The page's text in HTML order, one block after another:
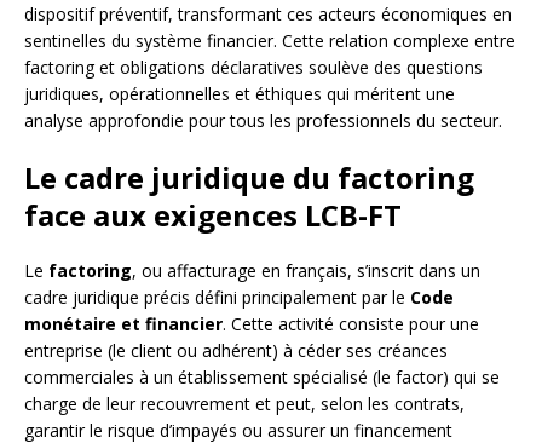
dispositif préventif, transformant ces acteurs économiques en
sentinelles du système financier. Cette relation complexe entre
factoring et obligations déclaratives soulève des questions
juridiques, opérationnelles et éthiques qui méritent une
analyse approfondie pour tous les professionnels du secteur.
Le cadre juridique du factoring
face aux exigences LCB-FT
Le factoring, ou affacturage en français, s’inscrit dans un
cadre juridique précis défini principalement par le Code
monétaire et financier. Cette activité consiste pour une
entreprise (le client ou adhérent) à céder ses créances
commerciales à un établissement spécialisé (le factor) qui se
charge de leur recouvrement et peut, selon les contrats,
garantir le risque d’impayés ou assurer un financement